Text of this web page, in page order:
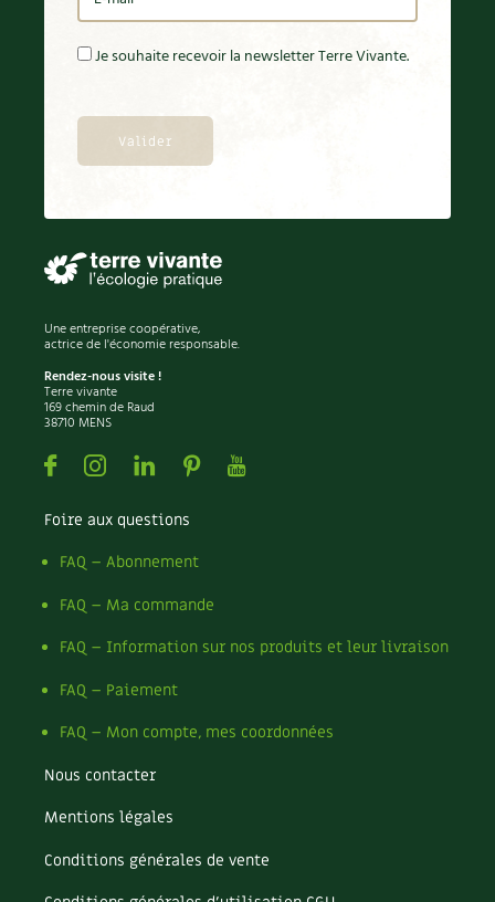
Je souhaite recevoir la newsletter Terre Vivante.
Une entreprise coopérative,
actrice de l'économie responsable.
Rendez-nous visite !
Terre vivante
169 chemin de Raud
38710 MENS
FacebookInstagramLinkedin
PinterestYoutube
Foire aux questions
FAQ – Abonnement
FAQ – Ma commande
FAQ – Information sur nos produits et leur livraison
FAQ – Paiement
FAQ – Mon compte, mes coordonnées
Nous contacter
Mentions légales
Conditions générales de vente